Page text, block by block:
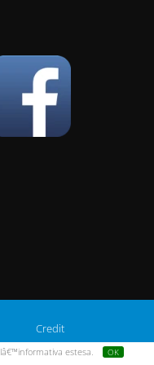
estesa.
OK
Credit